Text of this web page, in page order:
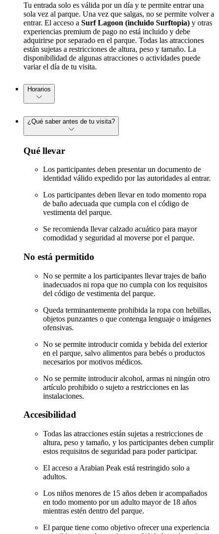
Tu entrada solo es válida por un día y te permite entrar una
sola vez al parque. Una vez que salgas, no se permite volver a
entrar. El acceso a Surf Lagoon (incluido Surftopia) y otras
experiencias premium de pago no está incluido y debe
adquirirse por separado en el parque. Todas las atracciones
están sujetas a restricciones de altura, peso y tamaño. La
disponibilidad de algunas atracciones o actividades puede
variar el día de tu visita.
Horarios
¿Qué saber antes de tu visita?
Qué llevar
Los participantes deben presentar un documento de
identidad válido expedido por las autoridades al entrar.
Los participantes deben llevar en todo momento ropa
de baño adecuada que cumpla con el código de
vestimenta del parque.
Se recomienda llevar calzado acuático para mayor
comodidad y seguridad al moverse por el parque.
No está permitido
No se permite a los participantes llevar trajes de baño
inadecuados ni ropa que no cumpla con los requisitos
del código de vestimenta del parque.
Queda terminantemente prohibida la ropa con hebillas,
objetos punzantes o que contenga lenguaje o imágenes
ofensivas.
No se permite introducir comida y bebida del exterior
en el parque, salvo alimentos para bebés o productos
necesarios por motivos médicos.
No se permite introducir alcohol, armas ni ningún otro
artículo prohibido o sujeto a restricciones en las
instalaciones.
Accesibilidad
Todas las atracciones están sujetas a restricciones de
altura, peso y tamaño, y los participantes deben cumplir
estos requisitos de seguridad para poder participar.
El acceso a Arabian Peak está restringido solo a
adultos.
Los niños menores de 15 años deben ir acompañados
en todo momento por un adulto mayor de 18 años
mientras estén dentro del parque.
El parque tiene como objetivo ofrecer una experiencia